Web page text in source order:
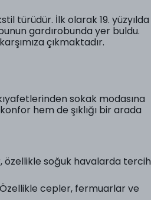
türüdür. İlk olarak 19. yüzyılda
gardırobunda yer buldu.
çıkmaktadır.
sokak modasına
hem de şıklığı bir arada
özellikle soğuk havalarda tercih
cepler, fermuarlar ve